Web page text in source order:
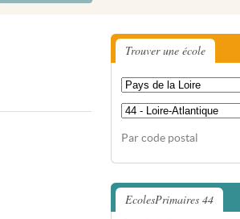
Trouver une école
Par code postal
EcolesPrimaires 44